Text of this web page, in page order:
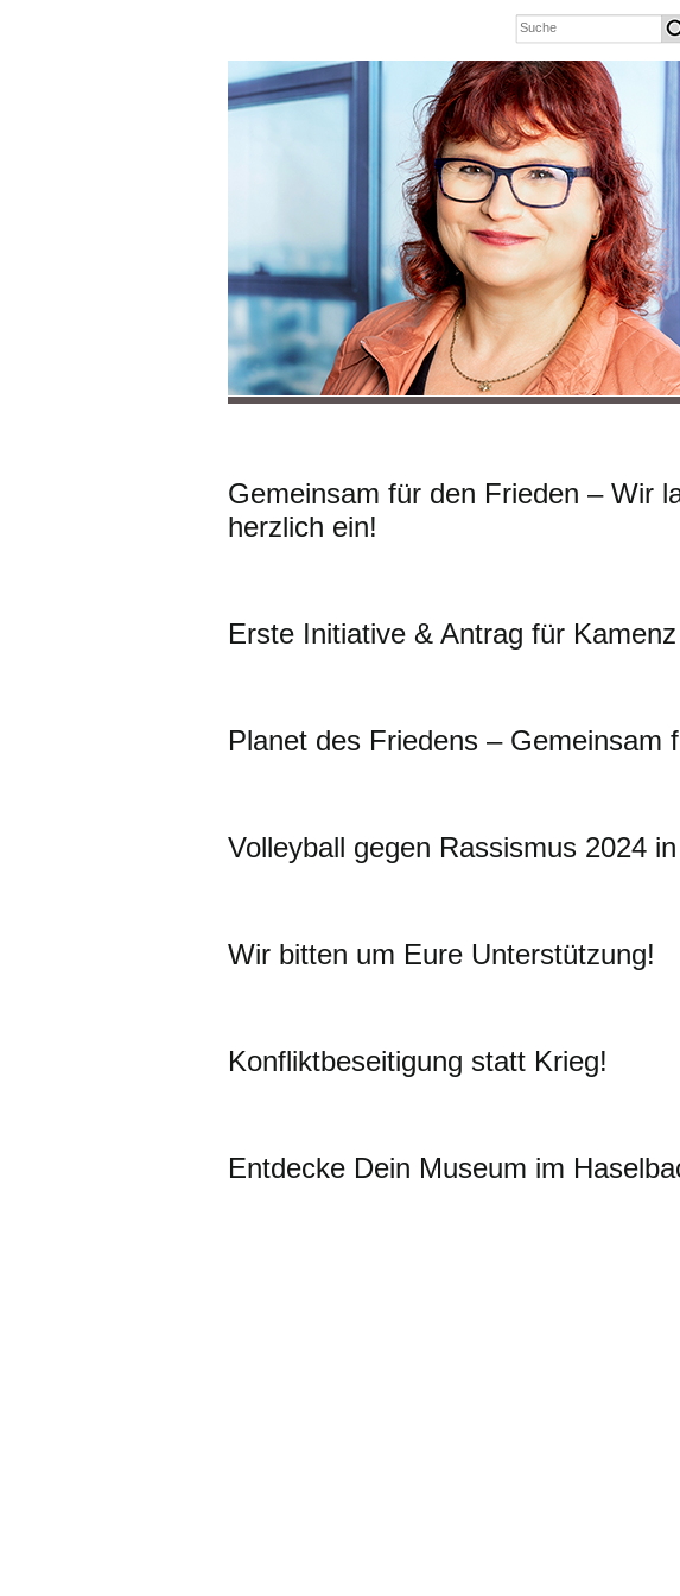
Gemeinsam für den Frieden – Wir
herzlich ein!
Erste Initiative & Antrag für
Planet des Friedens – Gemeinsam
Volleyball gegen Rassismus 2024
Wir bitten um Eure Unterstützung!
Konfliktbeseitigung statt Krieg!
Entdecke Dein Museum im